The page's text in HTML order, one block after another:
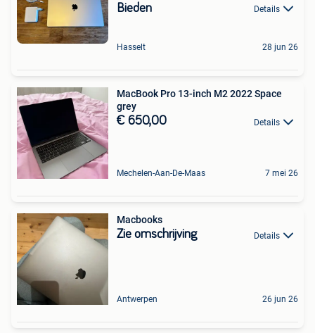
Bieden Details
Hasselt 28 jun 26
MacBook Pro 13-inch M2 2022 Space
grey
€ 650,00 Details
Mechelen-Aan-De-Maas 7 mei 26
Macbooks
Zie omschrijving Details
Antwerpen 26 jun 26